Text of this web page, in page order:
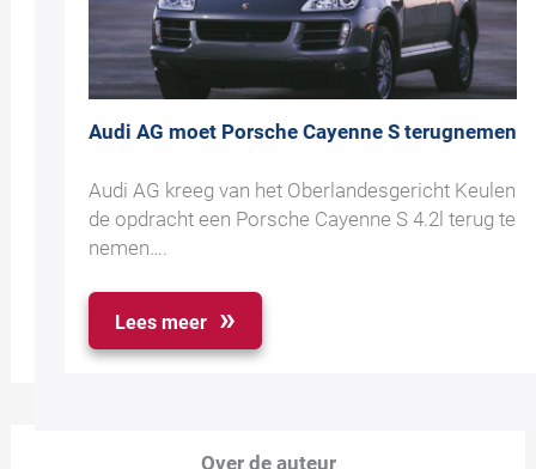
Audi AG moet Porsche Cayenne S terugnemen
Audi AG kreeg van het Oberlandesgericht Keulen
de opdracht een Porsche Cayenne S 4.2l terug te
nemen….
Lees meer
Over de auteur